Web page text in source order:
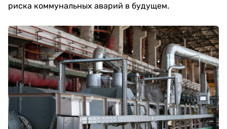
риска коммунальных аварий в будущем.